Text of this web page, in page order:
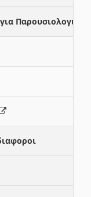
Παρουσιολογια